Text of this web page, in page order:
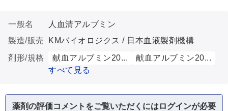
一般名
人血清アルブミン
製造/販売
KMバイオロジクス / 日本血液製剤機構
剤形/規格
献血アルブミン20...
献血アルブミン20...
すべて見る
薬剤の評価コメントをご覧いただくにはログインが必要